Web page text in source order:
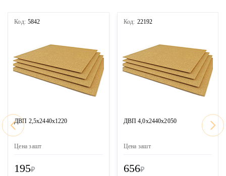
Код: 5842
ДВП 2,5х2440х1220
Цена зашт
195₽
Код: 22192
ДВП 4,0х2440х2050
Цена зашт
656₽